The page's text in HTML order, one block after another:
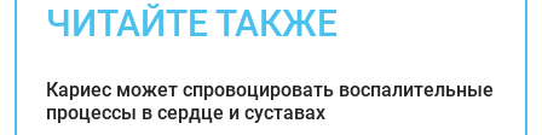
ЧИТАЙТЕ ТАКЖЕ
Кариес может спровоцировать воспалительные
процессы в сердце и суставах